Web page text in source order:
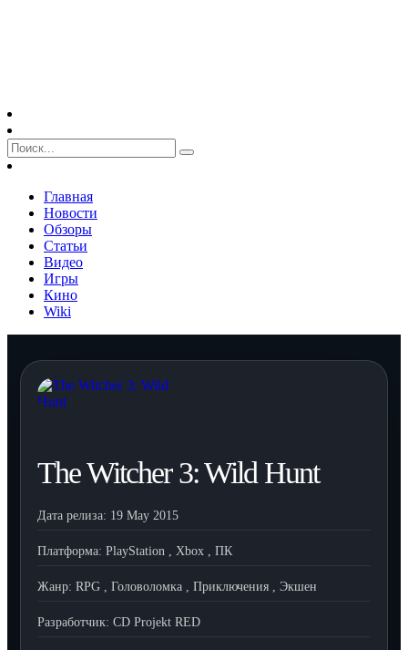
Главная
Новости
Обзоры
Статьи
Видео
Игры
Кино
Wiki
The Witcher 3: Wild Hunt
Дата релиза: 19 May 2015
Платформа: PlayStation , Xbox , ПК
Жанр: RPG , Головоломка , Приключения , Экшен
Разработчик: CD Projekt RED